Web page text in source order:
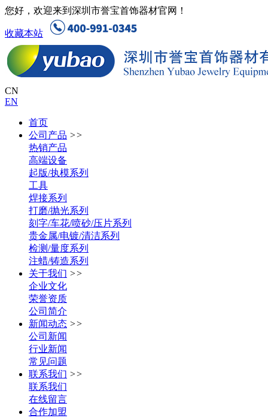
您好，欢迎来到深圳市誉宝首饰器材官网！
收藏本站
CN
EN
首页
公司产品 >>
热销产品
高端设备
起版/执模系列
工具
焊接系列
打磨/抛光系列
刻字/车花/喷砂/压片系列
贵金属/电镀/清洁系列
检测/量度系列
注蜡/铸造系列
关于我们 >>
企业文化
荣誉资质
公司简介
新闻动态 >>
公司新闻
行业新闻
常见问题
联系我们 >>
联系我们
在线留言
合作加盟